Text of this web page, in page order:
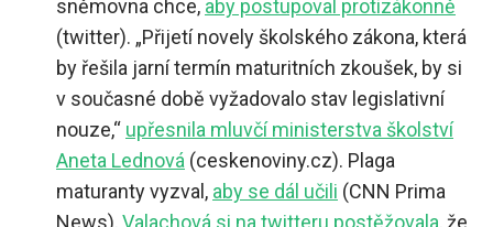
sněmovna chce, aby postupoval protizákonně
(twitter). „Přijetí novely školského zákona, která
by řešila jarní termín maturitních zkoušek, by si
v současné době vyžadovalo stav legislativní
nouze,“ upřesnila mluvčí ministerstva školství
Aneta Lednová (ceskenoviny.cz). Plaga
maturanty vyzval, aby se dál učili (CNN Prima